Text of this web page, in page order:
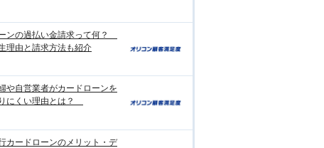
ンの過払い金請求って何？
理由と請求方法も紹介
や自営業者がカードローンを
にくい理由とは？
カードローンのメリット・デ